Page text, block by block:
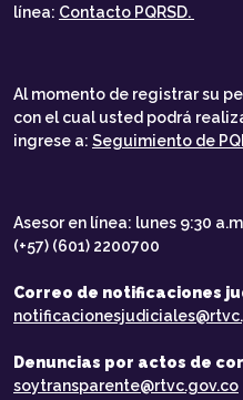
línea: Contacto PQRSD.
Al momento de registrar su
con el cual usted podrá
ingrese a: Seguimiento de
Asesor en línea: lunes 9:30
(+57) (601) 2200700
Correo de notificaciones
Denuncias por actos de
soytransparente@rtvc.gov.co